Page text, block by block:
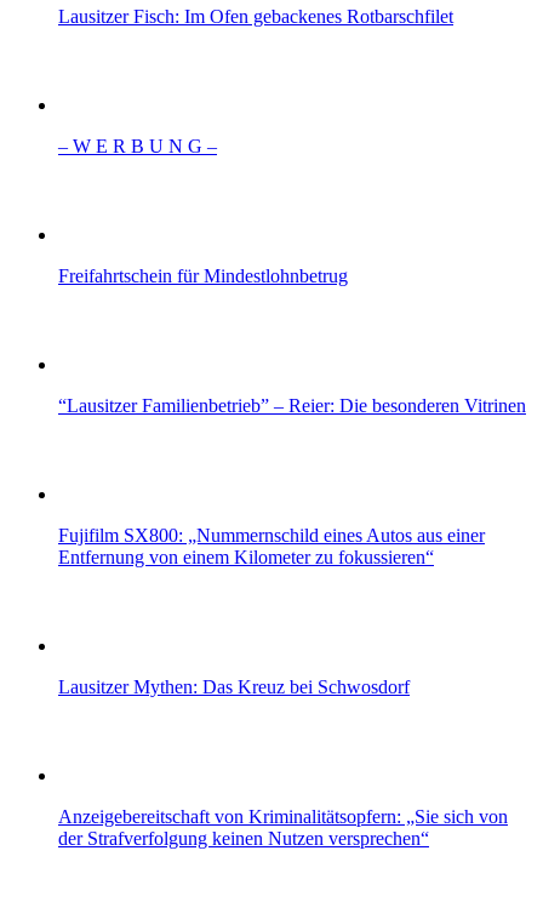
Lausitzer Fisch: Im Ofen gebackenes Rotbarschfilet
– W Ε R Β U Ν G –
Freifahrtschein für Mindestlohnbetrug
“Lausitzer Familienbetrieb” – Reier: Die besonderen Vitrinen
Fujifilm SX800: „Nummernschild eines Autos aus einer
Entfernung von einem Kilometer zu fokussieren“
Lausitzer Mythen: Das Kreuz bei Schwosdorf
Anzeigebereitschaft von Kriminalitätsopfern: „Sie sich von
der Strafverfolgung keinen Nutzen versprechen“